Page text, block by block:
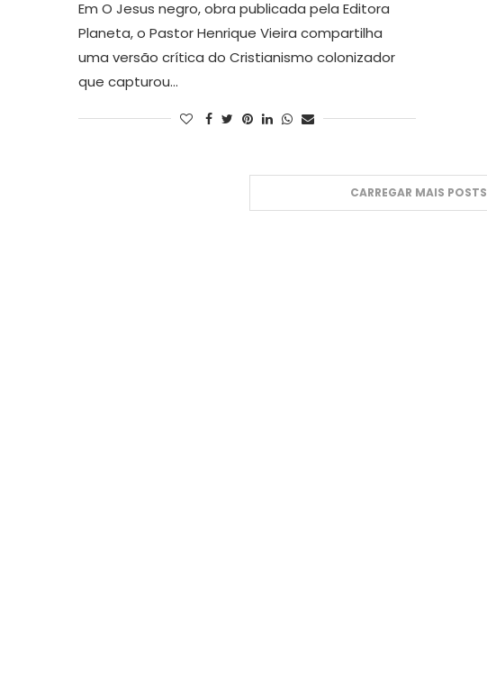
Em O Jesus negro, obra publicada pela Editora
Planeta, o Pastor Henrique Vieira compartilha
uma versão crítica do Cristianismo colonizador
que capturou…
CARREGAR MAIS POSTS